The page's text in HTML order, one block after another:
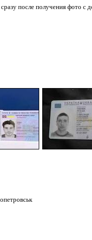
после получения фото с